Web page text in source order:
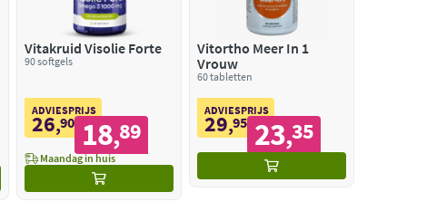
Vitakruid Visolie Forte
90 softgels
ADVIESPRIJS
26,90 18,89
Maandag in huis
Vitortho Meer In 1
Vrouw
60 tabletten
ADVIESPRIJS
29,95 23,35